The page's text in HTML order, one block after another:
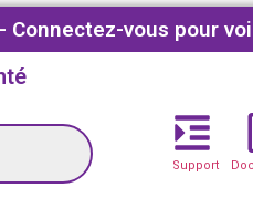
vous pour
Support